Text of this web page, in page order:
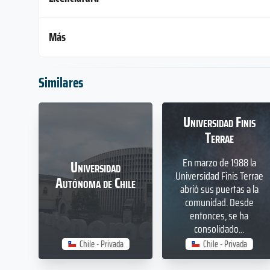
Administración y Negocios
4 años
Duración
Nivel
Presencial
Más
Derecho
Presencial
Modalidad
4 años
Duración
sin datos
Presencial
Modalidad
Ingeniería de
Telecomunicaciones
4 años
Ingeniería
4 años
Similares
Chile - Privada
Universidad
Autónoma de Chile
Chile - Privada
Universidad Finis
Terrae
En marzo de 1988 la
Universidad Finis Terrae
abrió sus puertas a la
comunidad. Desde
entonces, se ha
consolidado...